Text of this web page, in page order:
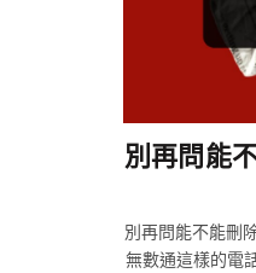
別再問能
別再問能不能刪除，
無數通這樣的電